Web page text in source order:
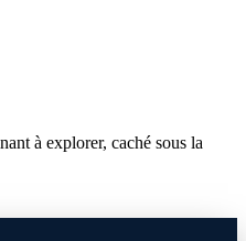
à explorer, caché sous la